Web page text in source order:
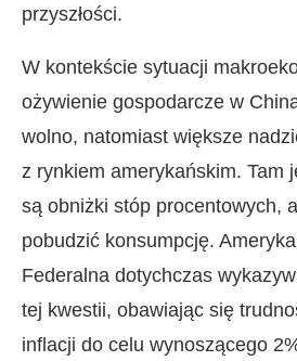
przyszłości.
W kontekście sytuacji
ożywienie gospodarcze w
wolno, natomiast większe
z rynkiem amerykańskim. Tam
są obniżki stóp procentowych,
pobudzić konsumpcję.
Federalna dotychczas
tej kwestii, obawiając się
inflacji do celu wynoszącego